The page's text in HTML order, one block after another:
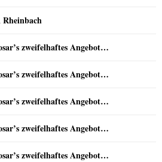
zweifelhaftes Angebot…
zweifelhaftes Angebot…
zweifelhaftes Angebot…
zweifelhaftes Angebot…
zweifelhaftes Angebot…